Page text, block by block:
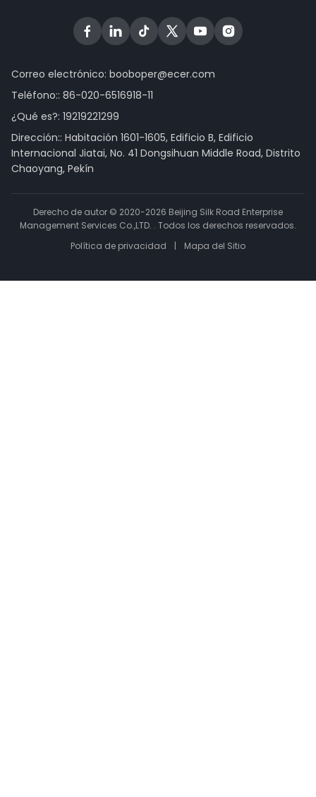
Correo electrónico: booboper@ecer.com
Teléfono:: 86-020-6516918-11
¿Qué es?: 19219221299
Dirección:: Habitación 1601-1605, Edificio B, Edificio
Internacional Jiatai, No. 41 Dongsihuan Middle Road, Distrito
Chaoyang, Pekín
Derecho de autor © 2020-2026 Beijing Silk Road Enterprise
Management Services Co.,LTD. . Todos los derechos reservados.
Política de privacidad
| Mapa del Sitio